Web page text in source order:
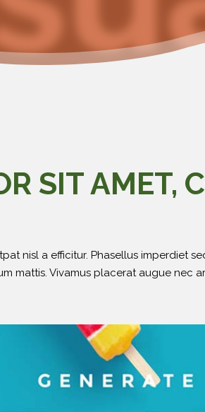
SIT AMET,
nisl a efficitur. Phasellus imperdiet
mattis. Vivamus placerat augue nec